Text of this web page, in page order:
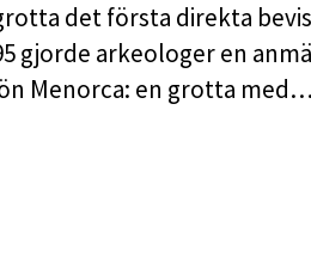
det första direkta
gjorde arkeologer en
Menorca: en grotta med…